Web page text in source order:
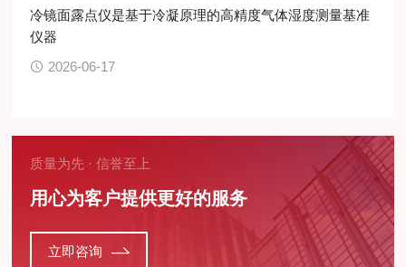
冷镜面露点仪是基于冷凝原理的高精度气体湿度测量基准
仪器
2026-06-17
质量为先 · 信誉至上
用心为客户提供更好的服务
立即咨询